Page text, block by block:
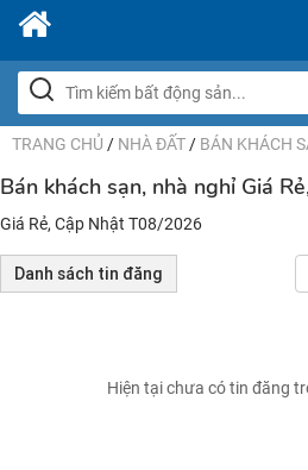
TRANG CHỦ / NHÀ ĐẤT / BÁN KHÁCH
Bán khách sạn, nhà nghỉ Giá
Giá Rẻ, Cập Nhật T08/2026
Danh sách tin đăng
Hiện tại chưa có tin đăng